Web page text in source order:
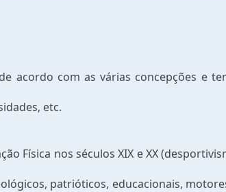
com as várias concepções e
etc.
Física nos séculos XIX e XX
patrióticos, educacionais,